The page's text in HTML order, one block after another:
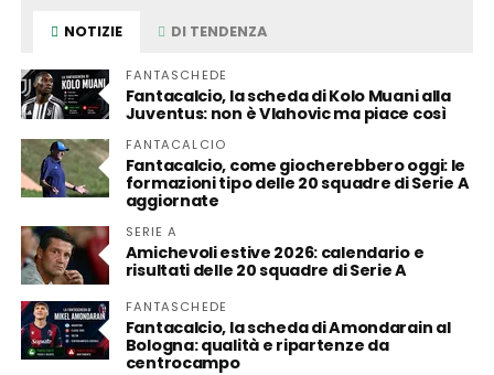
NOTIZIE DI TENDENZA
FANTASCHEDE
Fantacalcio, la scheda di Kolo Muani alla
Juventus: non è Vlahovic ma piace così
FANTACALCIO
Fantacalcio, come giocherebbero oggi: le
formazioni tipo delle 20 squadre di Serie A
aggiornate
SERIE A
Amichevoli estive 2026: calendario e
risultati delle 20 squadre di Serie A
FANTASCHEDE
Fantacalcio, la scheda di Amondarain al
Bologna: qualità e ripartenze da
centrocampo